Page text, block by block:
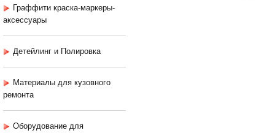
Граффити краска-маркеры-
аксессуары
Детейлинг и Полировка
Материалы для кузовного
ремонта
Оборудование для